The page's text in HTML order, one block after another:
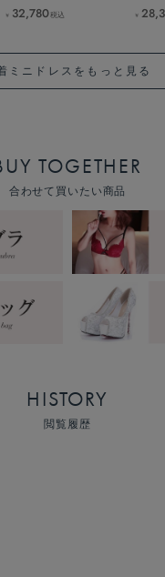
￥ 32,780税込 ￥
ミニドレスをもっと見る
TOGETHER
合わせて買いたい商品
HISTORY
閲覧履歴